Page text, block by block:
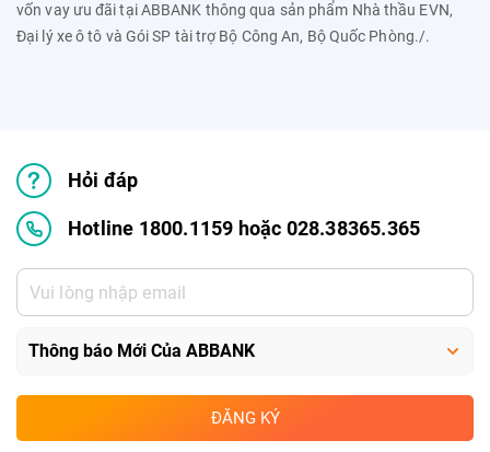
vốn vay ưu đãi tại ABBANK thông qua sản phẩm Nhà thầu EVN,
Đại l ý xe ô tô và Gói SP tài trợ Bộ Công An, Bộ Quốc Phòng./.
Hỏi đáp
Hotline 1800.1159 hoặc 028.38365.365
ĐĂNG KÝ